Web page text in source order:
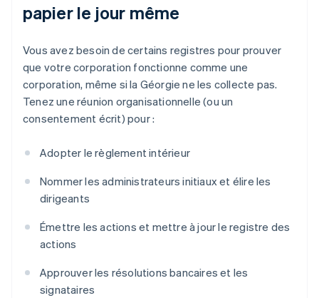
papier le jour même
Vous avez besoin de certains registres pour prouver
que votre corporation fonctionne comme une
corporation, même si la Géorgie ne les collecte pas.
Tenez une réunion organisationnelle (ou un
consentement écrit) pour :
Adopter le règlement intérieur
Nommer les administrateurs initiaux et élire les
dirigeants
Émettre les actions et mettre à jour le registre des
actions
Approuver les résolutions bancaires et les
signataires